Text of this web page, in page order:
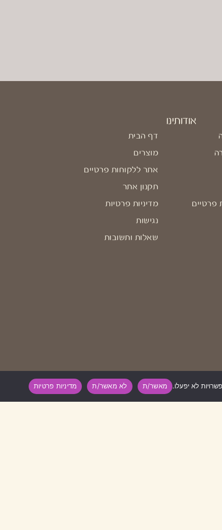
פרטיים
אודותינו
דף הבית
מוצרים
אתר ללקוחות פרטיים
תקנון אתר
מדיניות פרטיות
נגישות
שאלות ותשובות
מאשר/ת לא מאשר/ת מדיניות פרטיות